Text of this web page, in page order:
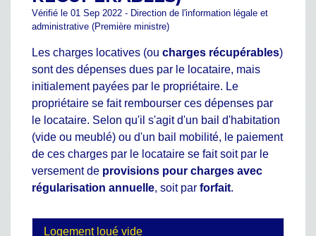
Vérifié le 01 Sep 2022 - Direction de l'information légale et
administrative (Première ministre)
Les charges locatives (ou charges récupérables)
sont des dépenses dues par le locataire, mais
initialement payées par le propriétaire. Le
propriétaire se fait rembourser ces dépenses par
le locataire. Selon qu'il s'agit d'un bail d'habitation
(vide ou meublé) ou d'un bail mobilité, le paiement
de ces charges par le locataire se fait soit par le
versement de provisions pour charges avec
régularisation annuelle, soit par forfait.
Logement loué vide